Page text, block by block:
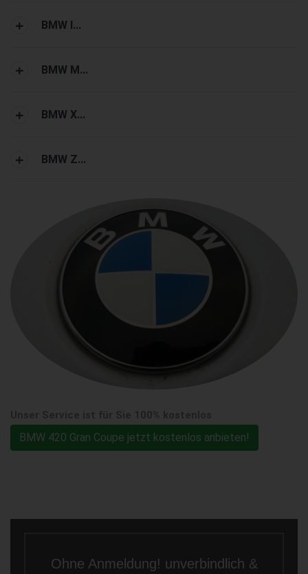
BMW I...
BMW M...
BMW X...
BMW Z...
BMW 420 Gran Coupe jetzt kostenlos anbieten!
Ohne Anmeldung! unverbindlich &